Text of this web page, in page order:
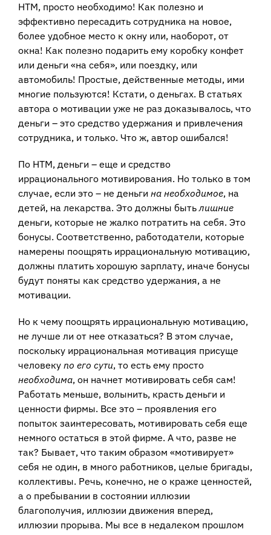
НТМ, просто необходимо! Как полезно и
эффективно пересадить сотрудника на новое,
более удобное место к окну или, наоборот, от
окна! Как полезно подарить ему коробку конфет
или деньги «на себя», или поездку, или
автомобиль! Простые, действенные методы, ими
многие пользуются! Кстати, о деньгах. В статьях
автора о мотивации уже не раз доказывалось, что
деньги – это средство удержания и привлечения
сотрудника, и только. Что ж, автор ошибался!
По НТМ, деньги – еще и средство
иррационального мотивирования. Но только в том
случае, если это – не деньги на необходимое, на
детей, на лекарства. Это должны бытьлишние
деньги, которые не жалко потратить на себя. Это
бонусы. Соответственно, работодатели, которые
намерены поощрять иррациональную мотивацию,
должны платить хорошую зарплату, иначе бонусы
будут поняты как средство удержания, а не
мотивации.
Но к чему поощрять иррациональную мотивацию,
не лучше ли от нее отказаться? В этом случае,
поскольку иррациональная мотивация присуще
человеку по его сути, то есть ему просто
необходима, он начнет мотивировать себя сам!
Работать меньше, волынить, красть деньги и
ценности фирмы. Все это – проявления его
попыток заинтересовать, мотивировать себя еще
немного остаться в этой фирме. А что, разве не
так? Бывает, что таким образом «мотивирует»
себя не один, в много работников, целые бригады,
коллективы. Речь, конечно, не о краже ценностей,
а о пребывании в состоянии иллюзии
благополучия, иллюзии движения вперед,
иллюзии прорыва. Мы все в недалеком прошлом